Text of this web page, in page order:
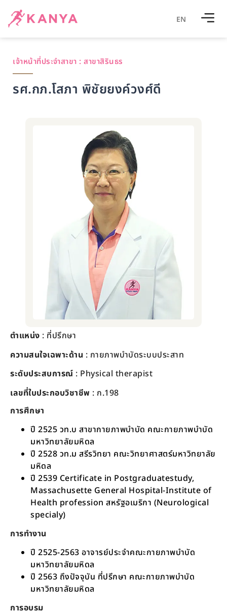
EN
เจ้าหน้าที่ประจำสาขา : สาขาสิรินธร
รศ.กภ.โสภา พิชัยยงค์วงศ์ดี
ตำแหน่ง : ที่ปรึกษา
ความสนใจเฉพาะด้าน : กายภาพบำบัดระบบประสาท
ระดับประสบการณ์ : Physical therapist
เลขที่ใบประกอบวิชาชีพ : ก.198
การศึกษา
ปี 2525 วท.บ สาขากายภาพบำบัด คณะกายภาพบำบัด
มหาวิทยาลัยมหิดล
ปี 2528 วท.ม สรีรวิทยา คณะวิทยาศาสตร์มหาวิทยาลัย
มหิดล
ปี 2539 Certificate in Postgraduatestudy,
Massachusette General Hospital-Institute of
Health profession สหรัฐอเมริกา (Neurological
specialy)
การทำงาน
ปี 2525-2563 อาจารย์ประจำคณะกายภาพบำบัด
มหาวิทยาลัยมหิดล
ปี 2563 ถึงปัจจุบัน ที่ปรึกษา คณะกายภาพบำบัด
มหาวิทยาลัยมหิดล
การอบรม